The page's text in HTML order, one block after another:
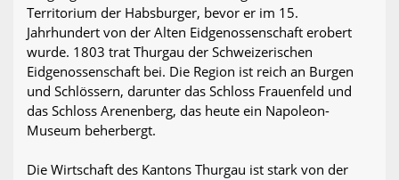
Territorium der Habsburger, bevor er im 15.
Jahrhundert von der Alten Eidgenossenschaft erobert
wurde. 1803 trat Thurgau der Schweizerischen
Eidgenossenschaft bei. Die Region ist reich an Burgen
und Schlössern, darunter das Schloss Frauenfeld und
das Schloss Arenenberg, das heute ein Napoleon-
Museum beherbergt.
Die Wirtschaft des Kantons Thurgau ist stark von der